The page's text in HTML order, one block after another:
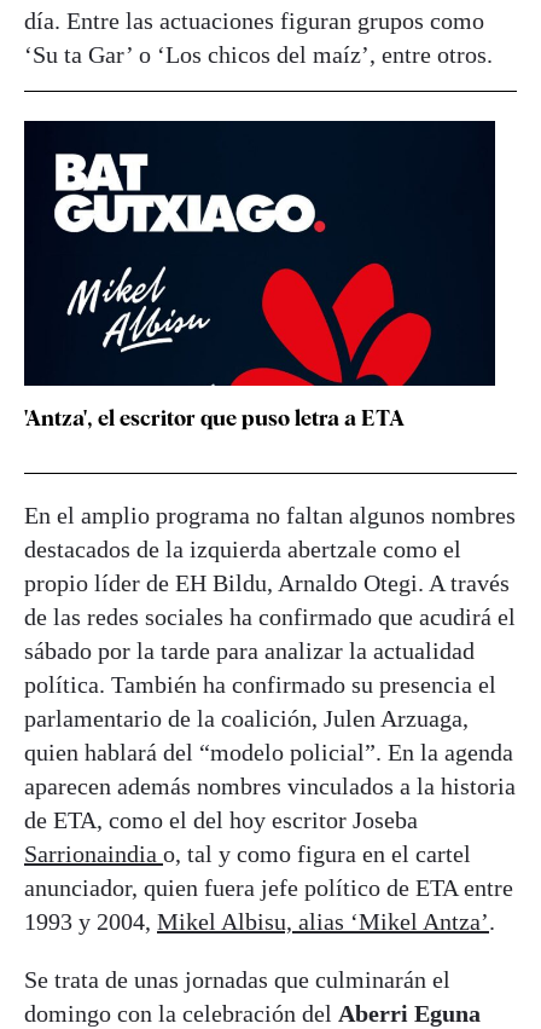
día. Entre las actuaciones figuran grupos como
‘Su ta Gar’ o ‘Los chicos del maíz’, entre otros.
'Antza', el escritor que puso letra a ETA
En el amplio programa no faltan algunos nombres
destacados de la izquierda abertzale como el
propio líder de EH Bildu, Arnaldo Otegi. A través
de las redes sociales ha confirmado que acudirá el
sábado por la tarde para analizar la actualidad
política. También ha confirmado su presencia el
parlamentario de la coalición, Julen Arzuaga,
quien hablará del “modelo policial”. En la agenda
aparecen además nombres vinculados a la historia
de ETA, como el del hoy escritor Joseba
Sarrionaindia o, tal y como figura en el cartel
anunciador, quien fuera jefe político de ETA entre
1993 y 2004, Mikel Albisu, alias ‘Mikel Antza’.
Se trata de unas jornadas que culminarán el
domingo con la celebración del Aberri Eguna